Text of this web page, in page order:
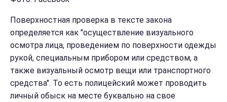
Поверхностная проверка в тексте закона
определяется как "осуществление визуального
осмотра лица, проведением по поверхности одежды
рукой, специальным прибором или средством, а
также визуальный осмотр вещи или транспортного
средства". То есть полицейский может проводить
личный обыск на месте буквально на свое